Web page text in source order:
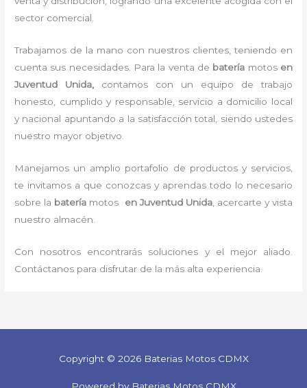
sector comercial.
Trabajamos de la mano con nuestros clientes, teniendo en
cuenta sus necesidades. Para la venta de batería motosen
Juventud Unida, contamos con un equipo de trabajo
honesto, cumplido y responsable, servicio a domicilio local
y nacional apuntando a la satisfacción total, siendo ustedes
nuestro mayor objetivo.
Manejamos un amplio portafolio de productos y servicios,
te invitamos a que conozcas y aprendas todo lo necesario
sobre la batería motos en Juventud Unida, acercarte y vista
nuestro almacén.
Con nosotros encontrarás soluciones y el mejor aliado.
Contáctanos para disfrutar de la más alta experiencia.
Copyright © 2026 Baterias Motos CDMX